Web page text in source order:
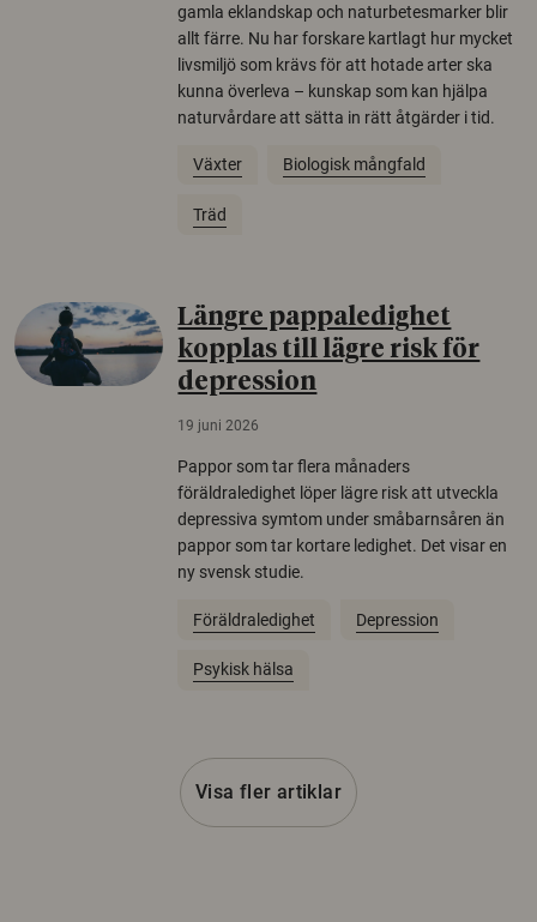
gamla eklandskap och naturbetesmarker blir
allt färre. Nu har forskare kartlagt hur mycket
livsmiljö som krävs för att hotade arter ska
kunna överleva – kunskap som kan hjälpa
naturvårdare att sätta in rätt åtgärder i tid.
Växter Biologisk mångfald
Träd
Längre pappaledighet
kopplas till lägre risk för
depression
19 juni 2026
Pappor som tar flera månaders
föräldraledighet löper lägre risk att utveckla
depressiva symtom under småbarnsåren än
pappor som tar kortare ledighet. Det visar en
ny svensk studie.
Föräldraledighet Depression
Psykisk hälsa
Visa fler artiklar